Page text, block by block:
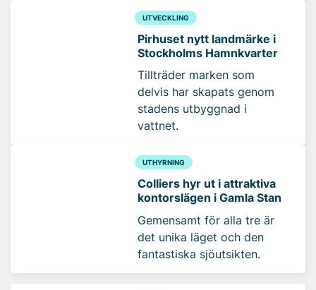
UTVECKLING
Pirhuset nytt landmärke i
Stockholms Hamnkvarter
Tillträder marken som
delvis har skapats genom
stadens utbyggnad i
vattnet.
UTHYRNING
Colliers hyr ut i attraktiva
kontorslägen i Gamla Stan
Gemensamt för alla tre är
det unika läget och den
fantastiska sjöutsikten.